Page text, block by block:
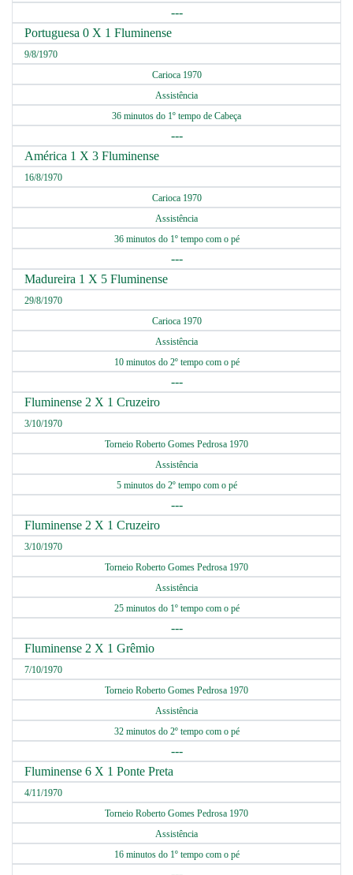
---
Portuguesa 0 X 1 Fluminense
9/8/1970
Carioca 1970
Assistência
36 minutos do 1º tempo de Cabeça
---
América 1 X 3 Fluminense
16/8/1970
Carioca 1970
Assistência
36 minutos do 1º tempo com o pé
---
Madureira 1 X 5 Fluminense
29/8/1970
Carioca 1970
Assistência
10 minutos do 2º tempo com o pé
---
Fluminense 2 X 1 Cruzeiro
3/10/1970
Torneio Roberto Gomes Pedrosa 1970
Assistência
5 minutos do 2º tempo com o pé
---
Fluminense 2 X 1 Cruzeiro
3/10/1970
Torneio Roberto Gomes Pedrosa 1970
Assistência
25 minutos do 1º tempo com o pé
---
Fluminense 2 X 1 Grêmio
7/10/1970
Torneio Roberto Gomes Pedrosa 1970
Assistência
32 minutos do 2º tempo com o pé
---
Fluminense 6 X 1 Ponte Preta
4/11/1970
Torneio Roberto Gomes Pedrosa 1970
Assistência
16 minutos do 1º tempo com o pé